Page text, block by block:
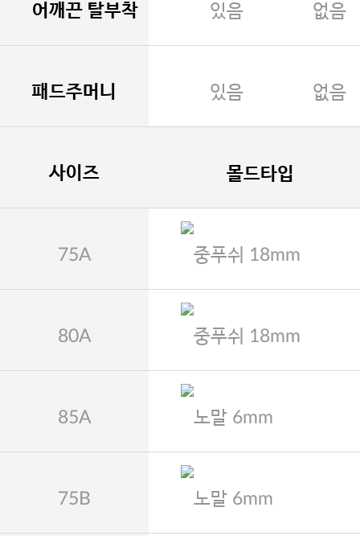
어깨끈 탈부착 있음 없음
패드주머니 있음 없음
사이즈 몰드타입
75A 중푸쉬 18mm
80A 중푸쉬 18mm
85A 노말 6mm
75B 노말 6mm